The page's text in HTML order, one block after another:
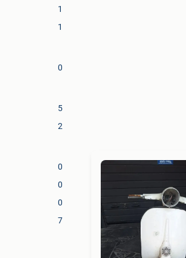
1
1
0
5
2
0
0
0
7